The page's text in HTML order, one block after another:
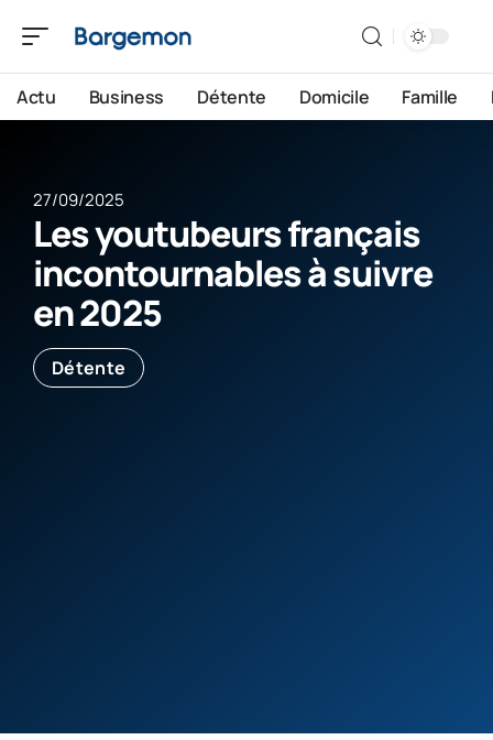
Actu Business Détente Domicile Famille
27/09/2025
Les youtubeurs français
incontournables à suivre
en 2025
Détente